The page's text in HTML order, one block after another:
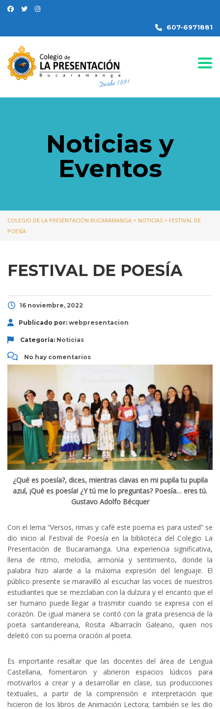
607-6971881
Noticias y
Eventos
COLEGIO DE LA PRESENTACIÓN BUCARAMANGA > NOTICIAS > FESTIVAL DE
POESÍA
FESTIVAL DE POESÍA
16 noviembre, 2022
Publicado por: webpresentacion
Categoría: Noticias
No hay comentarios
¿Qué es poesía?, dices, mientras clavas en mi pupila tu pupila
azul, ¡Qué es poesía! ¿Y tú me lo preguntas? Poesía… eres tú.
Gustavo Adolfo Bécquer
Con el lema “Versos, rimas y café este poema es para usted” se
dio inicio al Festival de Poesía en la biblioteca del Colegio La
Presentación de Bucaramanga. Una experiencia significativa,
llena de ritmo, melodía, armonía y sentimiento, donde la
palabra hizo alarde a la máxima expresión del lenguaje. El
público presente se maravilló al escuchar las voces de nuestros
estudiantes que se mezclaban con la dulzura y el encanto que el
ser humano puede llegar a trasmitir cuando se expresa con el
corazón. De igual manera se contó con la grata presencia de la
poeta santandereana, Rosita Albarracín Galeano, quien nos
deleitó con su poema oración al poeta.
Es importante resaltar que las docentes del área de Lengua
Castellana, fomentaron y abrieron espacios lúdicos para
motivarlos a crear y a desarrollar en clase, sus producciones
textuales, a partir de la comprensión e interpretación que
hicieron de los libros de Animación Lectora; también se les dio